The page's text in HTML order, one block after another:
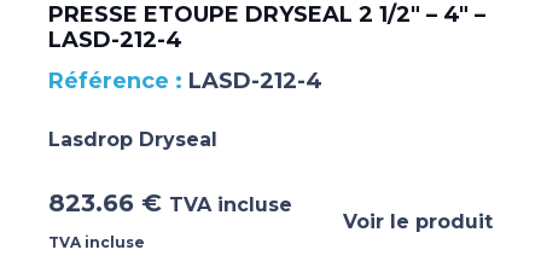
PRESSE ETOUPE DRYSEAL 2 1/2″ – 4″ –
LASD-212-4
LASD-212-4
Lasdrop Dryseal
823.66 € TVA incluse
TVA incluse
Voir le produit